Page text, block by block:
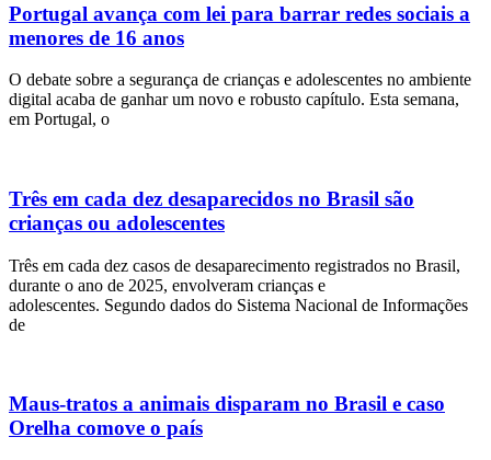
Portugal avança com lei para barrar redes sociais a
menores de 16 anos
O debate sobre a segurança de crianças e adolescentes no ambiente
digital acaba de ganhar um novo e robusto capítulo. Esta semana,
em Portugal, o
Três em cada dez desaparecidos no Brasil são
crianças ou adolescentes
Três em cada dez casos de desaparecimento registrados no Brasil,
durante o ano de 2025, envolveram crianças e
adolescentes. Segundo dados do Sistema Nacional de Informações
de
Maus-tratos a animais disparam no Brasil e caso
Orelha comove o país